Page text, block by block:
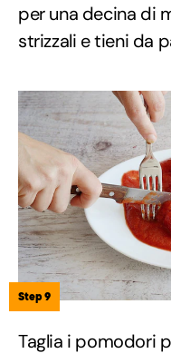
per una decina di
strizzali e tieni da
Step 9
Taglia i pomodori